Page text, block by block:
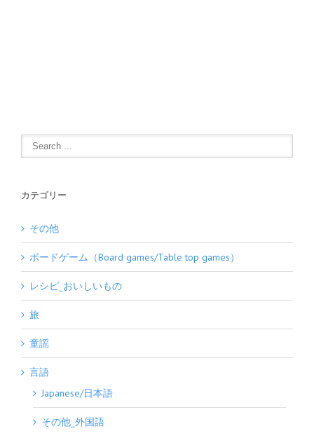
カテゴリー
その他
ボードゲーム（Board games/Table top games）
レシピ_おいしいもの
旅
童謡
言語
Japanese/日本語
その他_外国語